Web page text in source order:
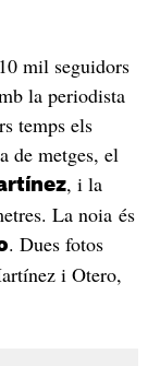
mil seguidors
la periodista
temps els
de metges, el
, i la
La noia és
. Dues fotos
i Otero,